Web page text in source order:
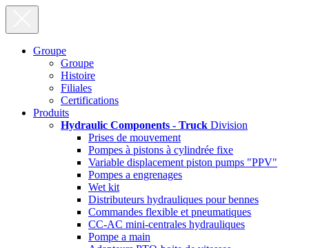
Groupe
Groupe
Histoire
Filiales
Certifications
Produits
Hydraulic Components - Truck Division
Prises de mouvement
Pompes à pistons à cylindrée fixe
Variable displacement piston pumps "PPV"
Pompes a engrenages
Wet kit
Distributeurs hydrauliques pour bennes
Commandes flexible et pneumatiques
CC-AC mini-centrales hydrauliques
Pompe a main